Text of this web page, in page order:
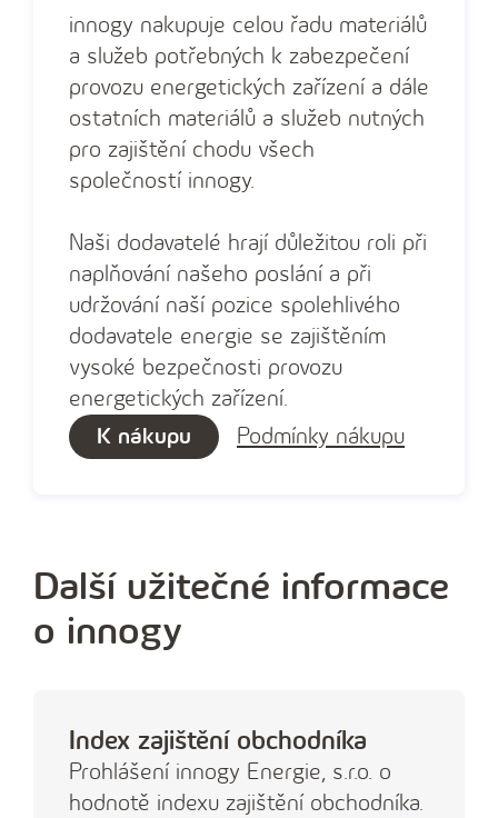
innogy nakupuje celou řadu materiálů
a služeb potřebných k zabezpečení
provozu energetických zařízení a dále
ostatních materiálů a služeb nutných
pro zajištění chodu všech
společností innogy.
Naši dodavatelé hrají důležitou roli při
naplňování našeho poslání a při
udržování naší pozice spolehlivého
dodavatele energie se zajištěním
vysoké bezpečnosti provozu
energetických zařízení.
K nákupu
Podmínky nákupu
Další užitečné informace
o innogy
Index zajištění obchodníka
Prohlášení innogy Energie, s.r.o. o
hodnotě indexu zajištění obchodníka.